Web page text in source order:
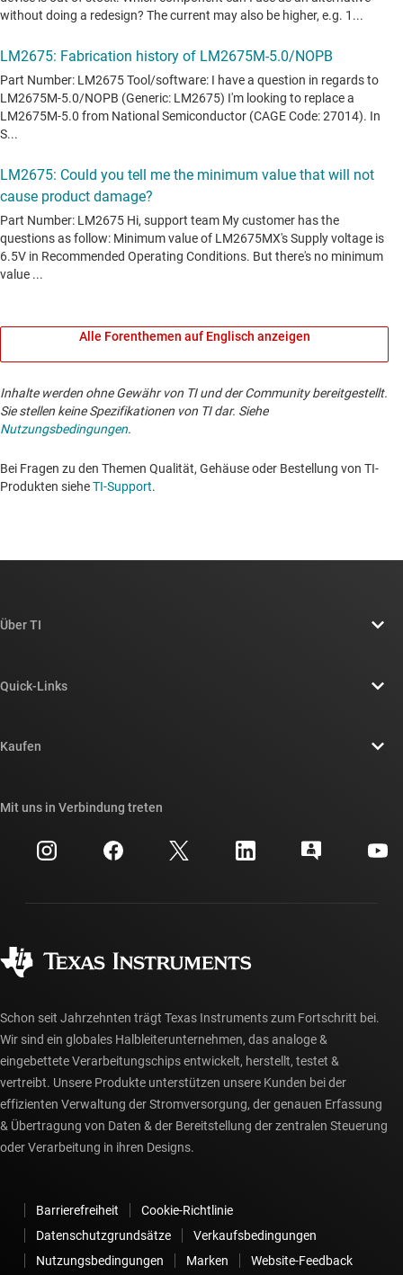
Alle Forenthemen auf Englisch anzeigen
Inhalte werden ohne Gewähr von TI und der Community bereitgestellt.
Sie stellen keine Spezifikationen von TI dar. Siehe
Nutzungsbedingungen.
Bei Fragen zu den Themen Qualität, Gehäuse oder Bestellung von TI-
Produkten sieheTI-Support. ​​​​​​​​​​​​​​
Über TI
Newsroom
Investorenbeziehungen
Fertigung
Quick-Links
Querverweis-Suche
Kundensupportzentrum
myTI-Konto FAQs
Kaufen
Häufig gestellte Fragen zu Bestellungen
Mit uns in Verbindung treten
Schon seit Jahrzehnten trägt Texas Instruments zum Fortschritt bei.
Wir sind ein globales Halbleiterunternehmen, das analoge &
eingebettete Verarbeitungschips entwickelt, herstellt, testet &
vertreibt. Unsere Produkte unterstützen unsere Kunden bei der
effizienten Verwaltung der Stromversorgung, der genauen Erfassung
& Übertragung von Daten & der Bereitstellung der zentralen Steuerung
oder Verarbeitung in ihren Designs.
Barrierefreiheit
Cookie-Richtlinie
Datenschutzgrundsätze
Verkaufsbedingungen
Nutzungsbedingungen
Marken
Website-Feedback